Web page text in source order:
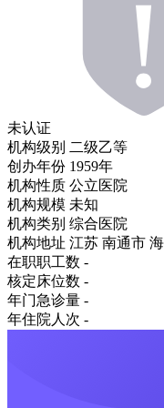
未认证
机构级别 二级乙等
创办年份 1959年
机构性质 公立医院
机构规模 未知
机构类别 综合医院
机构地址 江苏 南通市
在职职工数 -
核定床位数 -
年门急诊量 -
年住院人次 -